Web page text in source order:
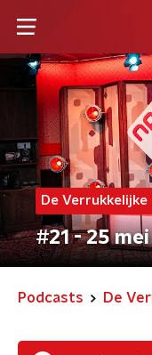
De Verrukkelijke
#21 - 25
Podcasts De